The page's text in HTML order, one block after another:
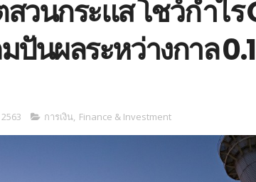
สวนกระแส โชว์กำไร
ปันผลระหว่างกาล
การเงิน, Finance & Investment